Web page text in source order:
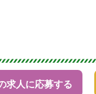
求人に応募する